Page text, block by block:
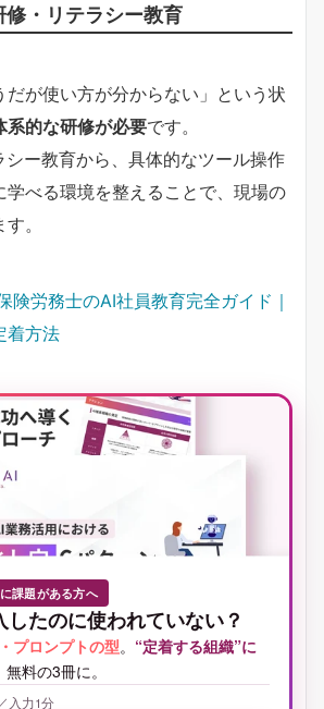
・リテラシー教育
だが使い方が分からない」という状
系的な研修が必要です。
ー教育から、具体的なツール操作
学べる環境を整えることで、現場の
。
険労務士のAI社員教育完全ガイド｜
着方法
課題がある方へ
たのに使われていない？
プロンプトの型。 “定着する組織”に
無料の3冊に。
入力1分